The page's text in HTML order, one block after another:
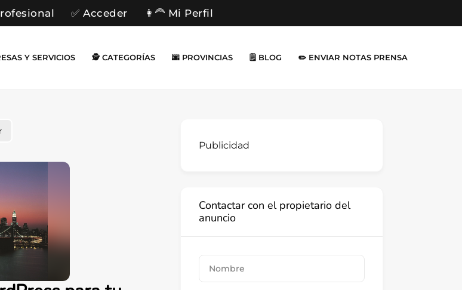
✅ Acceder 👩‍🦰 Mi Perfil
Y SERVICIOS 🕵️ CATEGORÍAS 🌆 PROVINCIAS 🗒️ BLOG ✏️ ENVIAR NOTAS PRENSA
Publicidad
Contactar con el propietario del
anuncio